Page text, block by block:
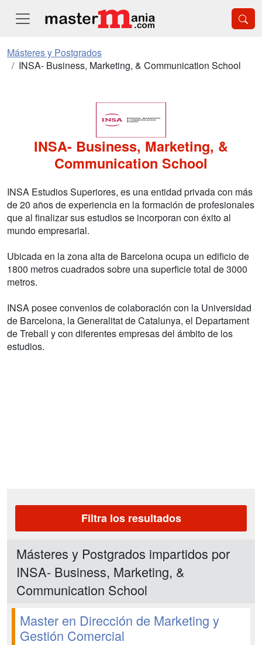
Másteres y Postgrados
INSA- Business, Marketing, & Communication School
INSA- Business, Marketing, &
Communication School
INSA Estudios Superiores, es una entidad privada con más
de 20 años de experiencia en la formación de profesionales
que al finalizar sus estudios se incorporan con éxito al
mundo empresarial.
Ubicada en la zona alta de Barcelona ocupa un edificio de
1800 metros cuadrados sobre una superficie total de 3000
metros.
INSA posee convenios de colaboración con la Universidad
de Barcelona, la Generalitat de Catalunya, el Departament
de Treball y con diferentes empresas del ámbito de los
estudios.
Filtra los resultados
Másteres y Postgrados impartidos por
INSA- Business, Marketing, &
Communication School
Master en Dirección de Marketing y
Gestión Comercial